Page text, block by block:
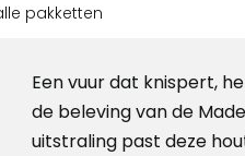
pakketten
Een vuur dat knispert,
de beleving van de
uitstraling past deze